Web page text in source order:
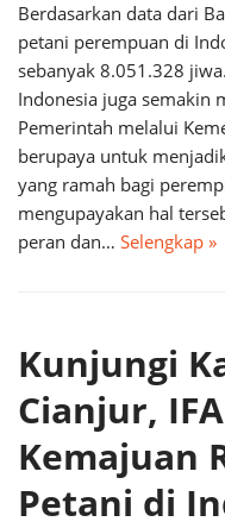
Berdasarkan data dari
petani perempuan di
sebanyak 8.051.328
Indonesia juga semakin
Pemerintah melalui
berupaya untuk
yang ramah bagi
mengupayakan hal
peran dan… Selengkap »
Kunjungi
Cianjur,
Kemajuan
Petani di